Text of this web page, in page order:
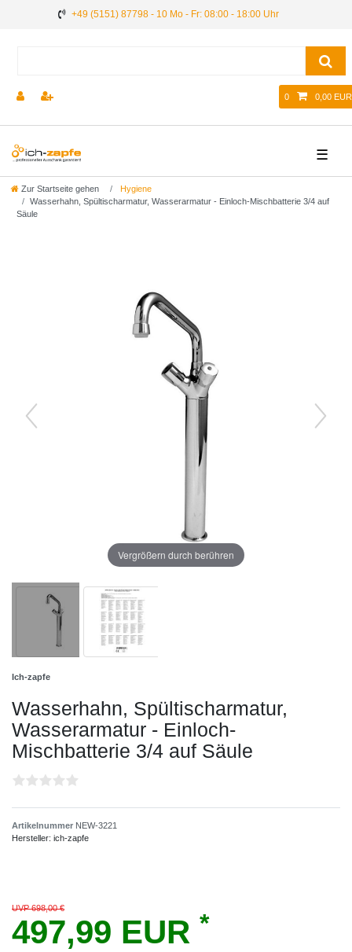
+49 (5151) 87798 - 10 Mo - Fr: 08:00 - 18:00 Uhr
0 0,00 EUR
☰
Zur Startseite gehen
Hygiene
Wasserhahn, Spültischarmatur, Wasserarmatur - Einloch-Mischbatterie 3/4 auf
Säule
Vergrößern durch berühren
Ich-zapfe
Wasserhahn, Spültischarmatur,
Wasserarmatur - Einloch-
Mischbatterie 3/4 auf Säule
Artikelnummer NEW-3221
Hersteller: ich-zapfe
UVP 698,00 €
497,99 EUR *